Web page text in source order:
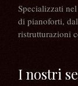
Specializzati
di pianoforti,
ristrutturazioni
I nostri